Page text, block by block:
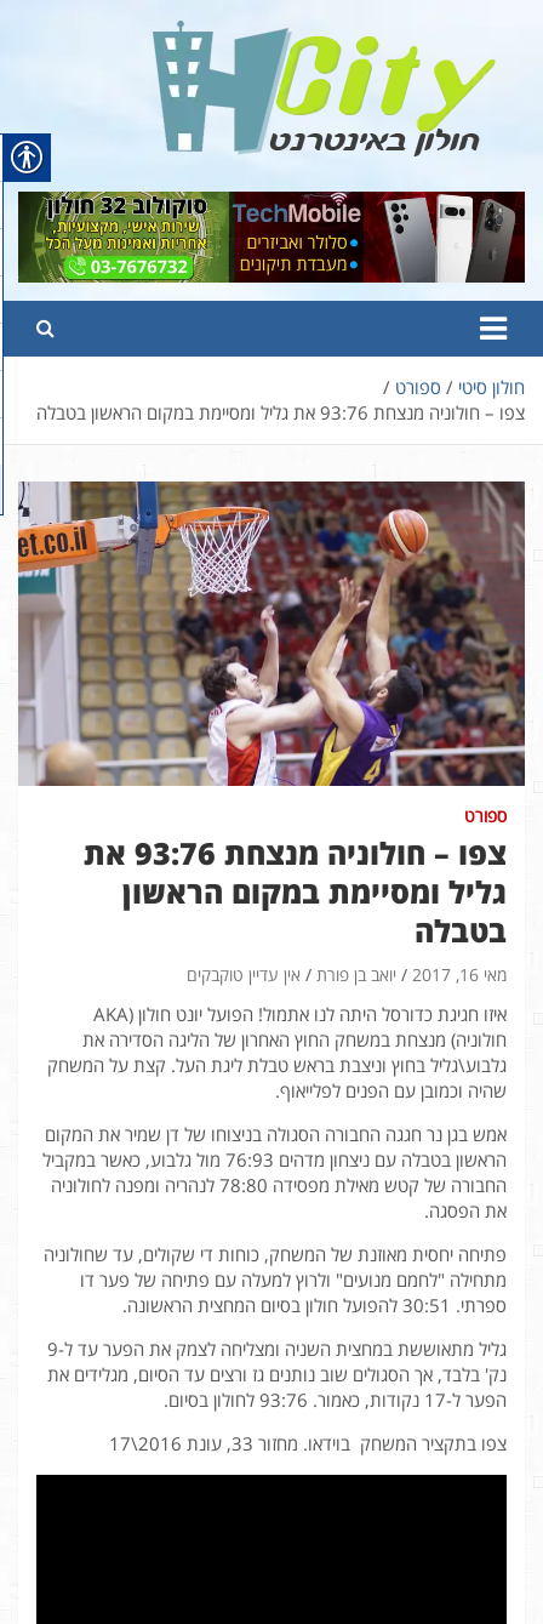
content
Hcity – חולון באינטרנט
פורטל החדשות והמידע של חולון
חולון סיטי
ספורט
צפו – חולוניה מנצחת 93:76 את גליל ומסיימת במקום הראשון בטבלה
ספורט
צפו – חולוניה מנצחת 93:76 את
גליל ומסיימת במקום הראשון
בטבלה
מאי 16, 2017 יואב בן פורת אין עדיין טוקבקים
איזו חגיגת כדורסל היתה לנו אתמול! הפועל יונט חולון (AKA
חולוניה) מנצחת במשחק החוץ האחרון של הליגה הסדירה את
גלבוע\גליל בחוץ וניצבת בראש טבלת ליגת העל. קצת על המשחק
שהיה וכמובן עם הפנים לפלייאוף.
אמש בגן נר חגגה החבורה הסגולה בניצוחו של דן שמיר את המקום
הראשון בטבלה עם ניצחון מדהים 76:93 מול גלבוע, כאשר במקביל
החבורה של קטש מאילת מפסידה 78:80 לנהריה ומפנה לחולוניה
את הפסגה.
פתיחה יחסית מאוזנת של המשחק, כוחות די שקולים, עד שחולוניה
מתחילה "לחמם מנועים" ולרוץ למעלה עם פתיחה של פער דו
ספרתי. 30:51 להפועל חולון בסיום המחצית הראשונה.
גליל מתאוששת במחצית השניה ומצליחה לצמק את הפער עד ל-9
נק' בלבד, אך הסגולים שוב נותנים גז ורצים עד הסיום, מגלידים את
הפער ל-17 נקודות, כאמור. 93:76 לחולון בסיום.
צפו בתקציר המשחק בוידאו. מחזור 33, עונת 2016\17